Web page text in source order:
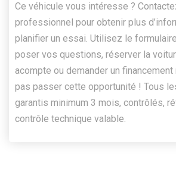
Ce véhicule vous intéresse ?
professionnel pour obtenir plus
planifier un essai. Utilisez le
poser vos questions, réserver la
acompte ou demander un
pas passer cette opportunité ! Tous
garantis minimum 3 mois, contrôlés,
contrôle technique valable.